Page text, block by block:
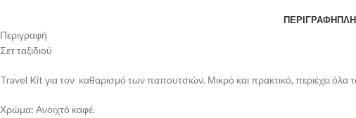
ΠΕΡΙΓΡΑΦΉ
Περιγραφή
Σετ ταξιδιού
Travel Kit για τον καθαρισμό των παπουτσιών. Μικρό και πρακτικό, περιέχει όλα
Χρώμα: Ανοιχτό καφέ.